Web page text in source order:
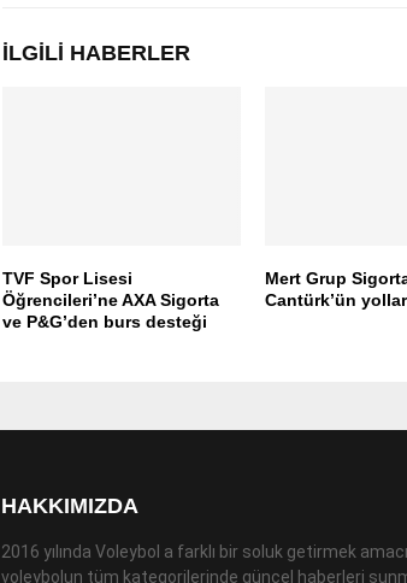
İLGILI HABERLER
TVF Spor Lisesi
Öğrencileri’ne AXA Sigorta
ve P&G’den burs desteği
Mert Grup
Cantürk’ün
HAKKIMIZDA
2016 yılında Voleybol a farklı bir soluk getirmek
voleybolun tüm kategorilerinde güncel haberleri